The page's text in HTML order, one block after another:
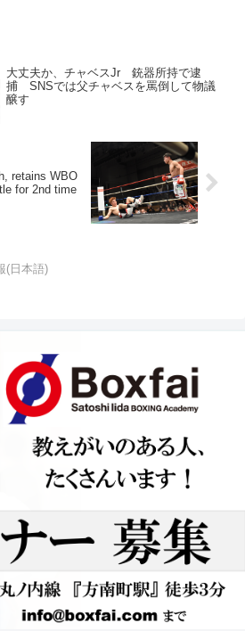
大丈夫か、チャベスJr 銃器所持で逮
捕 SNSでは父チャベスを罵倒して物議
醸す
retains WBO
for 2nd time
(日本語)